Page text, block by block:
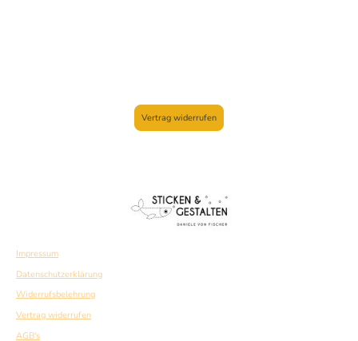
Vertrag widerrufen
Impressum
Datenschutzerklärung
Widerrufsbelehrung
Vertrag widerrufen
AGB's